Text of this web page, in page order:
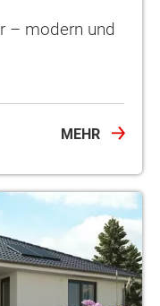
– modern und
MEHR